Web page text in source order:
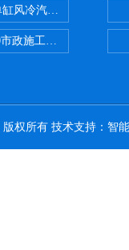
缸风冷汽油发电机小型
政施工用路面切割机配
权所有 技术支持： 智